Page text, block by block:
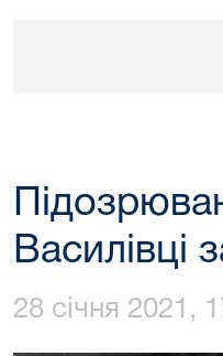
Василівці
28 січня 2021,